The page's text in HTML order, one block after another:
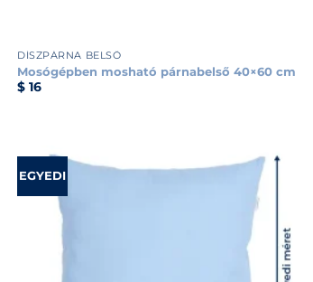
DÍSZPÁRNA BELSŐ
Mosógépben mosható párnabelső 40×60 cm
$ 16
EGYEDI